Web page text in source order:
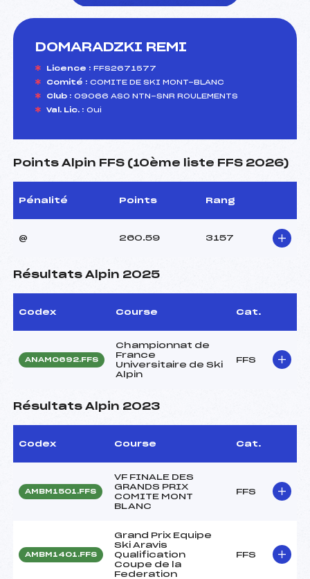
DOMARADZKI REMI
Licence : FFS2671577
Comité : COMITE DE SKI MONT-BLANC
Club : 09066 ASO NTN-SNR ROULEMENTS
Val. Lic. : Oui
Points Alpin FFS (10ème liste FFS 2026)
Pénalité Points Rang
@ 260.59 3157
Résultats Alpin 2025
Codex Course Cat.
ANAM0692.FFS
Championnat de
France
Universitaire de Ski
Alpin
FFS
Résultats Alpin 2023
Codex Course Cat.
AMBM1501.FFS
VF FINALE DES
GRANDS PRIX
COMITE MONT
BLANC
FFS
AMBM1401.FFS
Grand Prix Equipe
Ski Aravis
Qualification
Coupe de la
Federation
FFS